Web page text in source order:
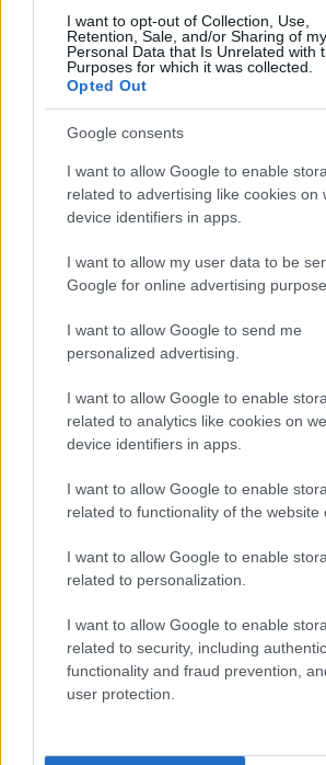
I want to opt-out of Collection, Use,
Retention, Sale, and/or Sharing of my
Personal Data that Is Unrelated with
Purposes for which it was collected.
Opted Out
Google consents
I want to allow Google to enable
related to advertising like cookies on
device identifiers in apps.
I want to allow my user data to be
Google for online advertising
I want to allow Google to send me
personalized advertising.
I want to allow Google to enable
related to analytics like cookies on
device identifiers in apps.
I want to allow Google to enable
related to functionality of the website
I want to allow Google to enable
related to personalization.
I want to allow Google to enable
related to security, including
functionality and fraud prevention,
user protection.
2026.08.06.
A Szolnok megyei gazdák nagyon
JÉGER további üzemeltetését
Ahogy korábban már írtunk róla, megyei
alkalmazkodik a gazdálkodók
Agrárminisztérium és a Nemzeti...
Hírlevél